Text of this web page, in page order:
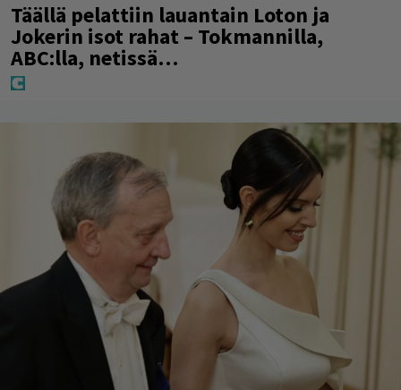
Täällä pelattiin lauantain Loton ja
Jokerin isot rahat – Tokmannilla,
ABC:lla, netissä…